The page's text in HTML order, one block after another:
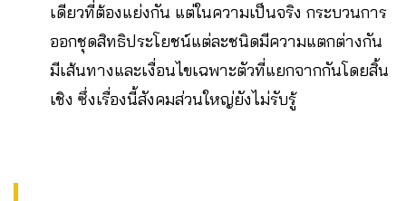
เดียวที่ต้องแย่งกัน แต่ในความเป็นจริง กระบวนการ
ออกชุดสิทธิประโยชน์แต่ละชนิดมีความแตกต่างกัน
มีเส้นทางและเงื่อนไขเฉพาะตัวที่แยกจากกันโดยสิ้น
เชิง ซึ่งเรื่องนี้สังคมส่วนใหญ่ยังไม่รับรู้